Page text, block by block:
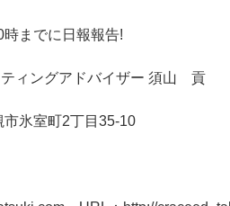
までに日報報告!
ィングアドバイザー 須山 貢
氷室町2丁目35-10